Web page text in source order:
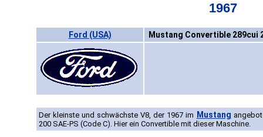
1967
Ford (USA) Mustang Convertible 289cui
Der kleinste und schwächste V8, der 1967 im Mustang
200 SAE-PS (Code C). Hier ein Convertible mit dieser Maschine.